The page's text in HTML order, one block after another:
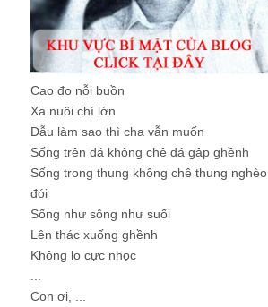
Cao đo nỗi buồn
Xa nuôi chí lớn
Dẫu làm sao thì cha vẫn muốn
Sống trên đá không chê đá gập ghềnh
Sống trong thung không chê thung nghèo
đói
Sống như sông như suối
Lên thác xuống ghềnh
Không lo cực nhọc
...
Con ơi, ...